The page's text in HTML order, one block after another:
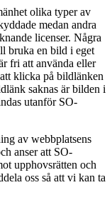
olika typer av
medan andra
licenser. Några
bruka en bild i eget
fri att använda eller
klicka på bildlänken
saknas är bilden i
utanför SO-
av webbplatsens
anser att SO-
upphovsrätten och
oss så att vi kan ta